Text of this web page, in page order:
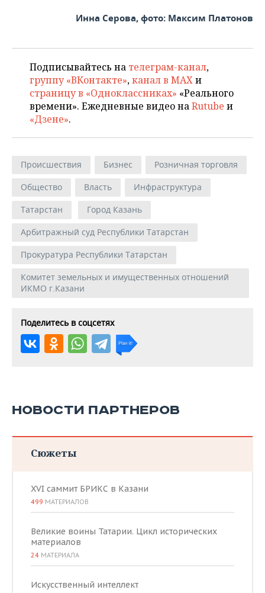
Инна Серова, фото: Максим Платонов
Подписывайтесь на телеграм-канал,
группу «ВКонтакте»,канал в MAXи
страницу в «Одноклассниках» «Реального
времени». Ежедневные видео наRutube и
«Дзене».
Происшествия Бизнес
Розничная торговля
Общество
Власть
Инфраструктура
Татарстан
Город Казань
Арбитражный суд Республики Татарстан
Прокуратура Республики Татарстан
Комитет земельных и имущественных отношений
ИКМО г.Казани
Поделитесь в соцсетях
НОВОСТИ ПАРТНЕРОВ
Сюжеты
XVI саммит БРИКС в Казани
499 МАТЕРИАЛОВ
Великие воины Татарии. Цикл исторических
материалов
24 МАТЕРИАЛА
Искусственный интеллект